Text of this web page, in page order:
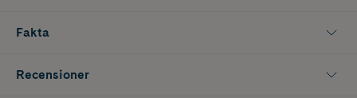
Fakta
Recensioner